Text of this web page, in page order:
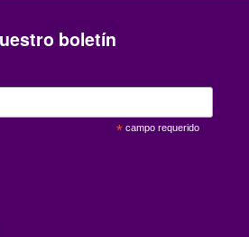
boletín
*campo requerido